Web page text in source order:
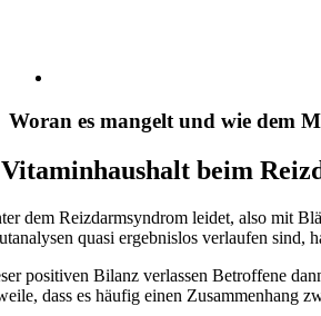
Woran es mangelt und wie dem
beim
dem Reizdarmsyndrom leidet, also mit
quasi ergebnislos verlaufen sind,
positiven Bilanz verlassen Betroffene
dass es häufig einen Zusammenhang